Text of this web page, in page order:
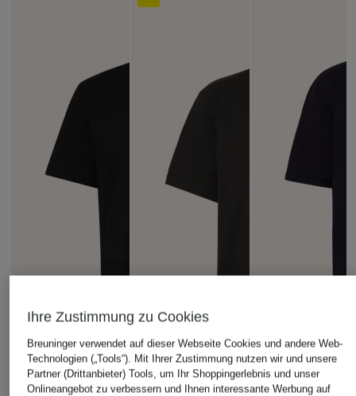
Ihre Zustimmung zu Cookies
Breuninger verwendet auf dieser Webseite Cookies und andere Web-
Technologien („Tools“). Mit Ihrer Zustimmung nutzen wir und unsere
Partner (Drittanbieter) Tools, um Ihr Shoppingerlebnis und unser
Onlineangebot zu verbessern und Ihnen interessante Werbung auf